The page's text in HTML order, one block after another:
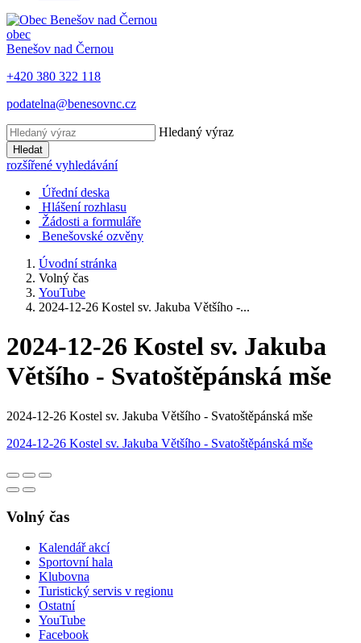
obec
Benešov nad Černou
+420 380 322 118
podatelna@benesovnc.cz
Hledaný výraz
Hledat
rozšířené vyhledávání
Úřední deska
Hlášení rozhlasu
Žádosti a formuláře
Benešovské ozvěny
Úvodní stránka
Volný čas
YouTube
2024-12-26 Kostel sv. Jakuba Většího -...
2024-12-26 Kostel sv. Jakuba
Většího - Svatoštěpánská mše
2024-12-26 Kostel sv. Jakuba Většího - Svatoštěpánská mše
2024-12-26 Kostel sv. Jakuba Většího - Svatoštěpánská mše
Volný čas
Kalendář akcí
Sportovní hala
Klubovna
Turistický servis v regionu
Ostatní
YouTube
Facebook